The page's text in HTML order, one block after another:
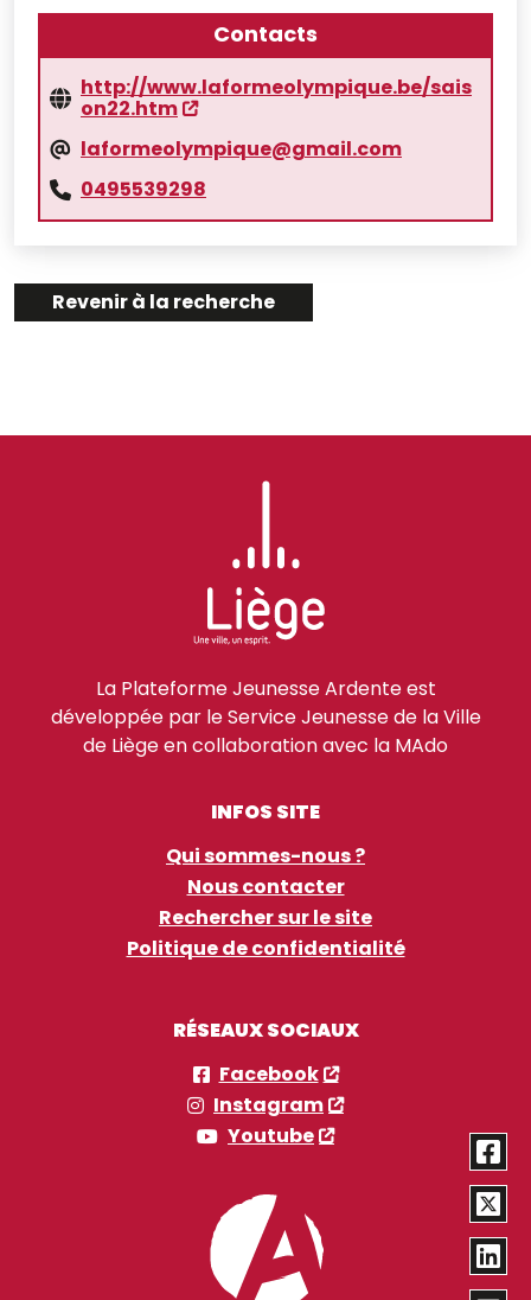
Contacts
http://www.laformeolympique.be/sais
on22.htm
laformeolympique@gmail.com
0495539298
Revenir à la recherche
La Plateforme Jeunesse Ardente est
développée par le Service Jeunesse de la Ville
de Liège en collaboration avec la MAdo
INFOS SITE
Qui sommes-nous ?
Nous contacter
Rechercher sur le site
Politique de confidentialité
RÉSEAUX SOCIAUX
Facebook
Instagram
Youtube